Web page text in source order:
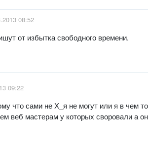
08:52
от избытка свободного времени.
09:22
что сами не Х_я не могут или я в чем
веб мастерам у которых своровали а